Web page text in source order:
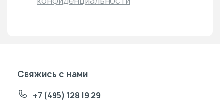
Свяжись с нами
+7 (495) 128 19 29